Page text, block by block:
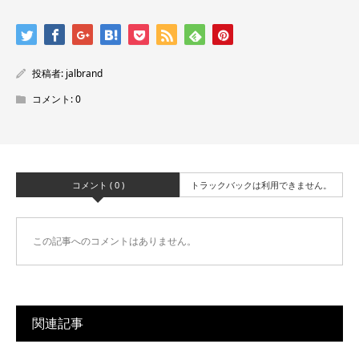
投稿者: jalbrand
コメント:0
コメント ( 0 ) トラックバックは利用できません。
この記事へのコメントはありません。
関連記事